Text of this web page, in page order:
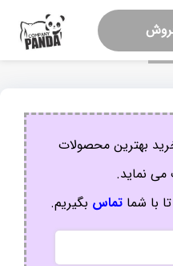
بهترین محصولات
نماید.
تا با شماتماس بگیریم.